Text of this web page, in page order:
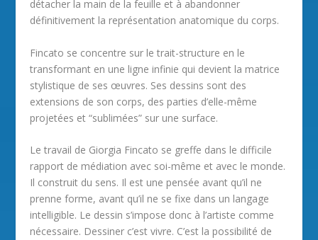
détacher la main de la feuille et à abandonner
définitivement la représentation anatomique du corps.
Fincato se concentre sur le trait-structure en le
transformant en une ligne infinie qui devient la matrice
stylistique de ses œuvres. Ses dessins sont des
extensions de son corps, des parties d’elle-même
projetées et “sublimées” sur une surface.
Le travail de Giorgia Fincato se greffe dans le difficile
rapport de médiation avec soi-même et avec le monde.
Il construit du sens. Il est une pensée avant qu’il ne
prenne forme, avant qu’il ne se fixe dans un langage
intelligible. Le dessin s’impose donc à l’artiste comme
nécessaire. Dessiner c’est vivre. C’est la possibilité de